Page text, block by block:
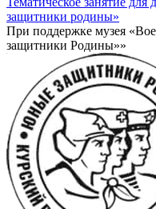
защитники родины»
При поддержке музея
защитники Родины»»